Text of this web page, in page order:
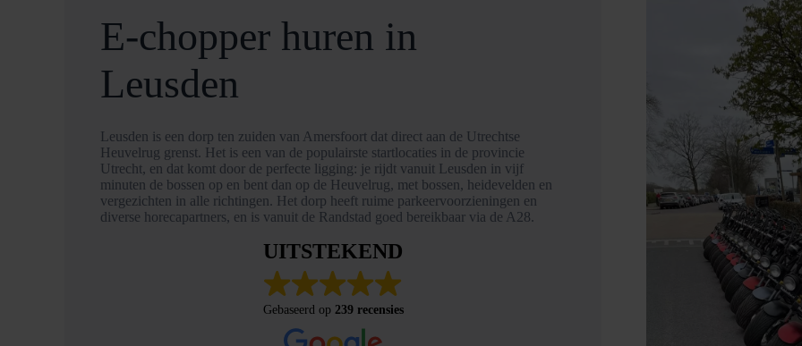
E-chopper huren in
Leusden
Leusden is een dorp ten zuiden van Amersfoort dat direct aan de Utrechtse
Heuvelrug grenst. Het is een van de populairste startlocaties in de provincie
Utrecht, en dat komt door de perfecte ligging: je rijdt vanuit Leusden in vijf
minuten de bossen op en bent dan op de Heuvelrug, met bossen, heidevelden en
vergezichten in alle richtingen. Het dorp heeft ruime parkeervoorzieningen en
diverse horecapartners, en is vanuit de Randstad goed bereikbaar via de A28.
UITSTEKEND
Gebaseerd op 239 recensies